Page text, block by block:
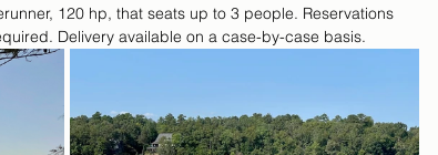
120 hp, that seats up to 3 people. Reservations
Delivery available on a case-by-case basis.